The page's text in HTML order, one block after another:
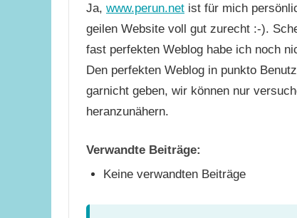
Ja, www.perun.net ist für mich
geilen Website voll gut zurecht :-).
fast perfekten Weblog habe ich noch
Den perfekten Weblog in punkto
garnicht geben, wir können nur
heranzunähern.
Verwandte Beiträge:
Keine verwandten Beiträge